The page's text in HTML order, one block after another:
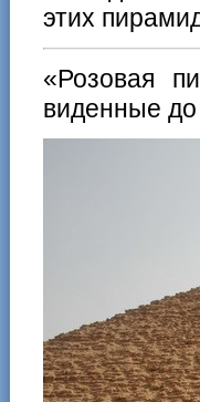
этих
«Розовая
виденные до